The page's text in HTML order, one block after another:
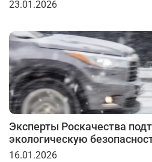
23.01.2026
Эксперты Роскачества
экологическую
16.01.2026